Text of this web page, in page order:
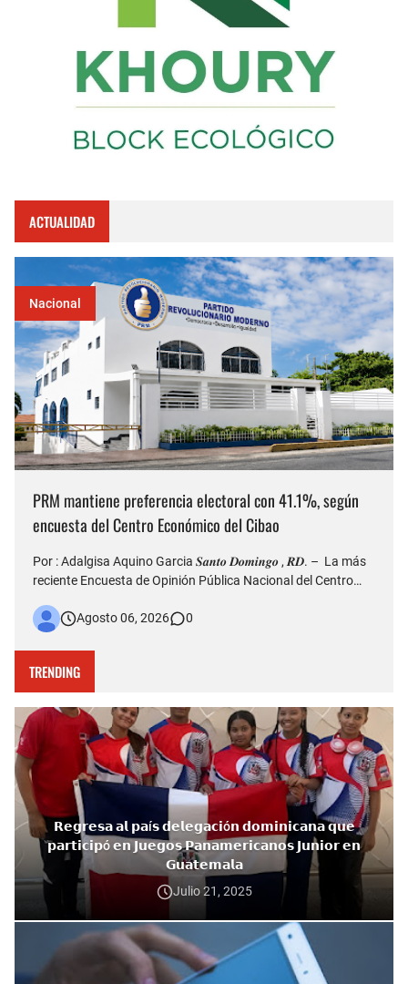
ACTUALIDAD
Nacional
PRM mantiene preferencia electoral con 41.1%, según
encuesta del Centro Económico del Cibao
Por : Adalgisa Aquino Garcia 𝑺𝒂𝒏𝒕𝒐 𝑫𝒐𝒎𝒊𝒏𝒈𝒐 , 𝑹𝑫. – La más
reciente Encuesta de Opinión Pública Nacional del Centro
Moderno (PRM) continúa siendo la organización política con
Agosto 06, 2026 0
TRENDING
𝗥𝗲𝗴𝗿𝗲𝘀𝗮 𝗮𝗹 𝗽𝗮í𝘀 𝗱𝗲𝗹𝗲𝗴𝗮𝗰𝗶ó𝗻 𝗱𝗼𝗺𝗶𝗻𝗶𝗰𝗮𝗻𝗮 𝗾𝘂𝗲
𝗽𝗮𝗿𝘁𝗶𝗰𝗶𝗽ó 𝗲𝗻 𝗝𝘂𝗲𝗴𝗼𝘀 𝗣𝗮𝗻𝗮𝗺𝗲𝗿𝗶𝗰𝗮𝗻𝗼𝘀 𝗝𝘂𝗻𝗶𝗼𝗿 𝗲𝗻
𝗚𝘂𝗮𝘁𝗲𝗺𝗮𝗹𝗮
Julio 21, 2025